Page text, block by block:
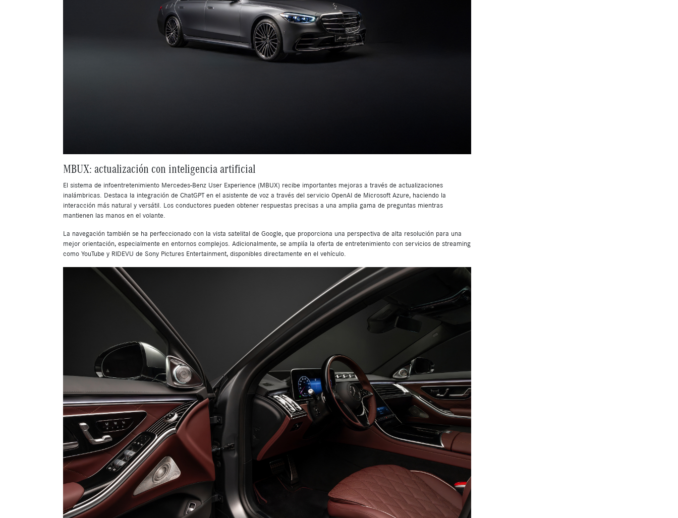
MBUX: actualización con inteligencia artificial
El sistema de infoentretenimiento Mercedes-Benz User Experience (MBUX) recibe importantes mejoras a través de actualizaciones
inalámbricas. Destaca la integración de ChatGPT en el asistente de voz a través del servicio OpenAI de Microsoft Azure, haciendo la
interacción más natural y versátil. Los conductores pueden obtener respuestas precisas a una amplia gama de preguntas mientras
mantienen las manos en el volante.
La navegación también se ha perfeccionado con la vista satelital de Google, que proporciona una perspectiva de alta resolución para una
mejor orientación, especialmente en entornos complejos. Adicionalmente, se amplía la oferta de entretenimiento con servicios de streaming
como YouTube y RIDEVU de Sony Pictures Entertainment, disponibles directamente en el vehículo.